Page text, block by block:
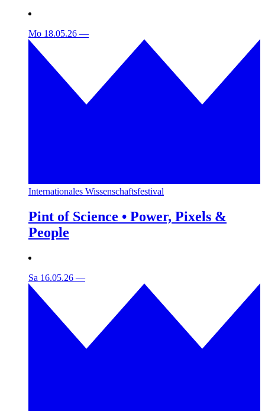
Mo 18.05.26 —
Internationales Wissenschaftsfestival
Pint of Science • Power, Pixels &
People
Sa 16.05.26 —